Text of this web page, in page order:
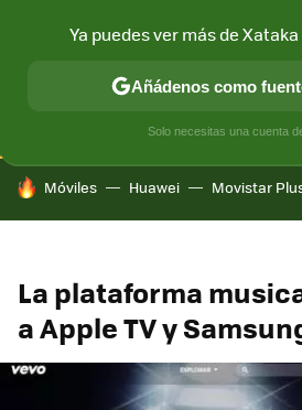
CONECTIVIDAD MÓVIL Y SOCIEDAD
HOY SE HABLA DE
Móviles Huawei Movistar
La plataforma
a Apple TV y
Ya puedes ver más de
Añádenos como
Solo necesitas una cuenta